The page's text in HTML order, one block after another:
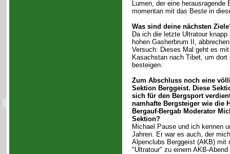
Lumen, der eine herausragende
momentan mit das Beste in
Was sind deine nächsten
Da ich die letzte Ultratour
hohen Gasherbrum II,
Versuch: Dieses Mal geht es
Kasachstan nach Tibet, um
besteigen.
Zum Abschluss noch eine
Sektion Berggeist. Diese
sich für den Bergsport
namhafte Bergsteiger wie die
Bergauf-Bergab Moderator
Sektion?
Michael Pause und ich kennen
Jahren. Er war es auch, der
Alpenclubs Berggeist (AKB) mit
"Ultratour" zu einem AKB-Abend